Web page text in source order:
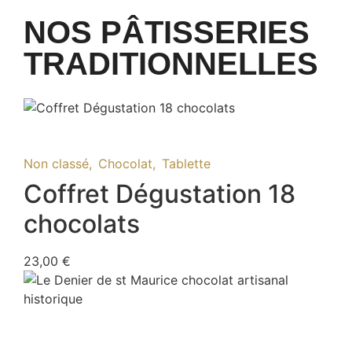
NOS PÂTISSERIES
TRADITIONNELLES
Non classé, Chocolat, Tablette
Coffret Dégustation 18
chocolats
23,00 €